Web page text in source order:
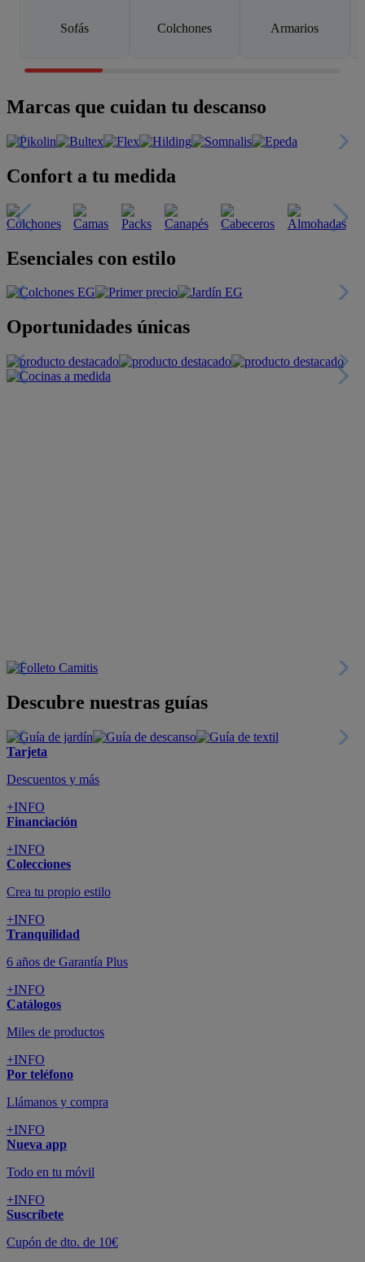
Sofás Colchones Armarios
Marcas que cuidan tu descanso
Confort a tu medida
Esenciales con estilo
Oportunidades únicas
Descubre nuestras guías
Tarjeta
Descuentos y más
+INFO
Financiación
+INFO
Colecciones
Crea tu propio estilo
+INFO
Tranquilidad
6 años de Garantía Plus
+INFO
Catálogos
Miles de productos
+INFO
Por teléfono
Llámanos y compra
+INFO
Nueva app
Todo en tu móvil
+INFO
Suscríbete
Cupón de dto. de 10€